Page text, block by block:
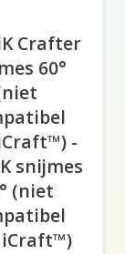
Crafter
60°
-
snijmes
(niet